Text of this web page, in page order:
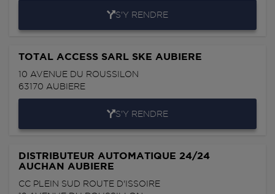
S'Y RENDRE
TOTAL ACCESS SARL SKE AUBIERE
10 AVENUE DU ROUSSILON
63170 AUBIERE
S'Y RENDRE
DISTRIBUTEUR AUTOMATIQUE 24/24
AUCHAN AUBIERE
CC PLEIN SUD ROUTE D'ISSOIRE